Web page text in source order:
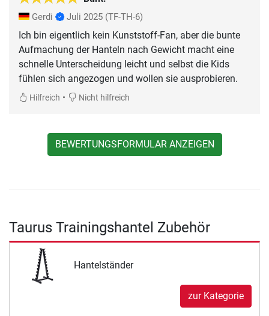
Gerdi Juli 2025 (TF-TH-6)
Ich bin eigentlich kein Kunststoff-Fan, aber die bunte
Aufmachung der Hanteln nach Gewicht macht eine
schnelle Unterscheidung leicht und selbst die Kids
fühlen sich angezogen und wollen sie ausprobieren.
Hilfreich • Nicht hilfreich
BEWERTUNGSFORMULAR ANZEIGEN
Taurus Trainingshantel Zubehör
Hantelständer
zur Kategorie